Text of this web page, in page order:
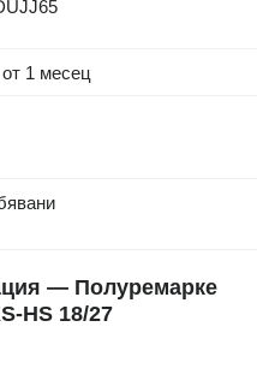
1 месец
— Полуремарке
HS 18/27